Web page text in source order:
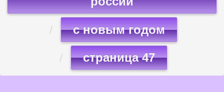
с новым годом
страница 47